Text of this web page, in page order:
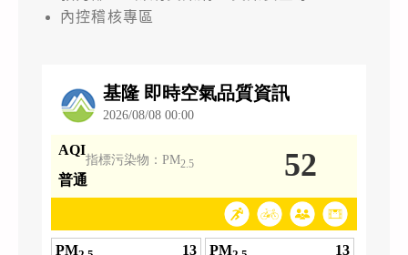
內控稽核專區